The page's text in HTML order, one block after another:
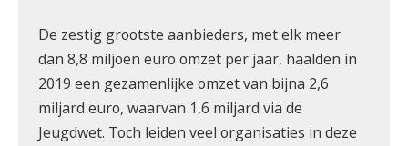
De zestig grootste aanbieders, met elk meer
dan 8,8 miljoen euro omzet per jaar, haalden in
2019 een gezamenlijke omzet van bijna 2,6
miljard euro, waarvan 1,6 miljard via de
Jeugdwet. Toch leiden veel organisaties in deze